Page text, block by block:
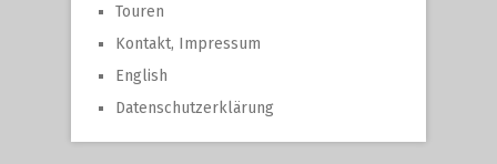
Touren
Kontakt, Impressum
English
Datenschutzerklärung